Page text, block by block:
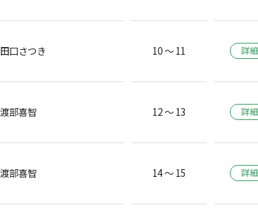
田口さつき 10 ～ 11 詳細
渡部喜智 12 ～ 13 詳細
渡部喜智 14 ～ 15 詳細